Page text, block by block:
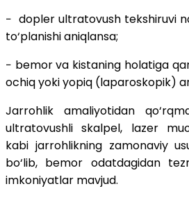
− dopler ultratovush tekshiruvi
to‘planishi aniqlansa;
− bemor va kistaning holatiga
ochiq yoki yopiq (laparoskopik)
Jarrohlik amaliyotidan
ultratovushli skalpel, lazer
kabi jarrohlikning zamonaviy
bo‘lib, bemor odatdagidan
imkoniyatlar mavjud.